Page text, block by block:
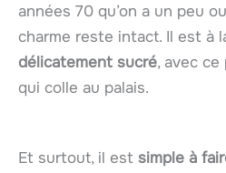
années 70 qu’on a un peu
charme reste intact. Il est à
délicatement sucré, avec
qui colle au palais.
Et surtout, il est simple à